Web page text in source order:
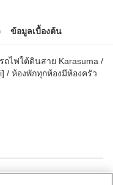
ข้อมูลเบื้องต้น
ไฟใต้ดินสาย Karasuma /
/ ห้องพักทุกห้องมีห้องครัว